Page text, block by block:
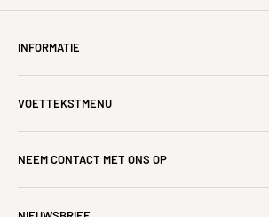
INFORMATIE
Over ons
Restituties, annuleringen, retouren en ruilen
Levering & doorlooptijden
Veel Gestelde Vragen
Privacybeleid
VOETTEKSTMENU
Alle producten
Te koop
Huisdecoratie
NEEM CONTACT MET ONS OP